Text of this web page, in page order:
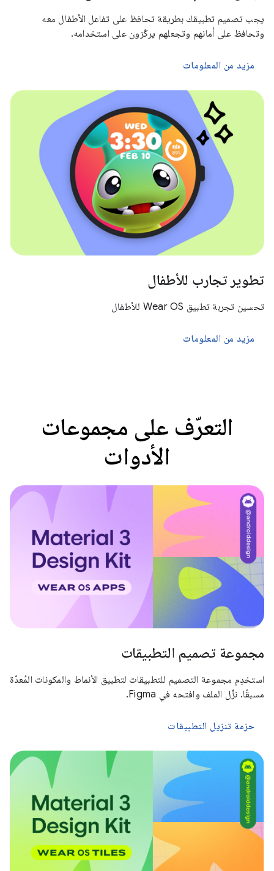
يجب تصميم تطبيقك بطريقة تحافظ على تفاعل الأطفال معه
وتحافظ على أمانهم وتجعلهم يركّزون على استخدامه.
مزيد من المعلومات
تطوير تجارب للأطفال
تحسين تجربة تطبيق Wear OS للأطفال
مزيد من المعلومات
التعرّف على مجموعات
الأدوات
مجموعة تصميم التطبيقات
استخدِم مجموعة التصميم للتطبيقات لتطبيق الأنماط والمكونات المُعدّة
مسبقًا. نزِّل الملف وافتحه في Figma.
حزمة تنزيل التطبيقات